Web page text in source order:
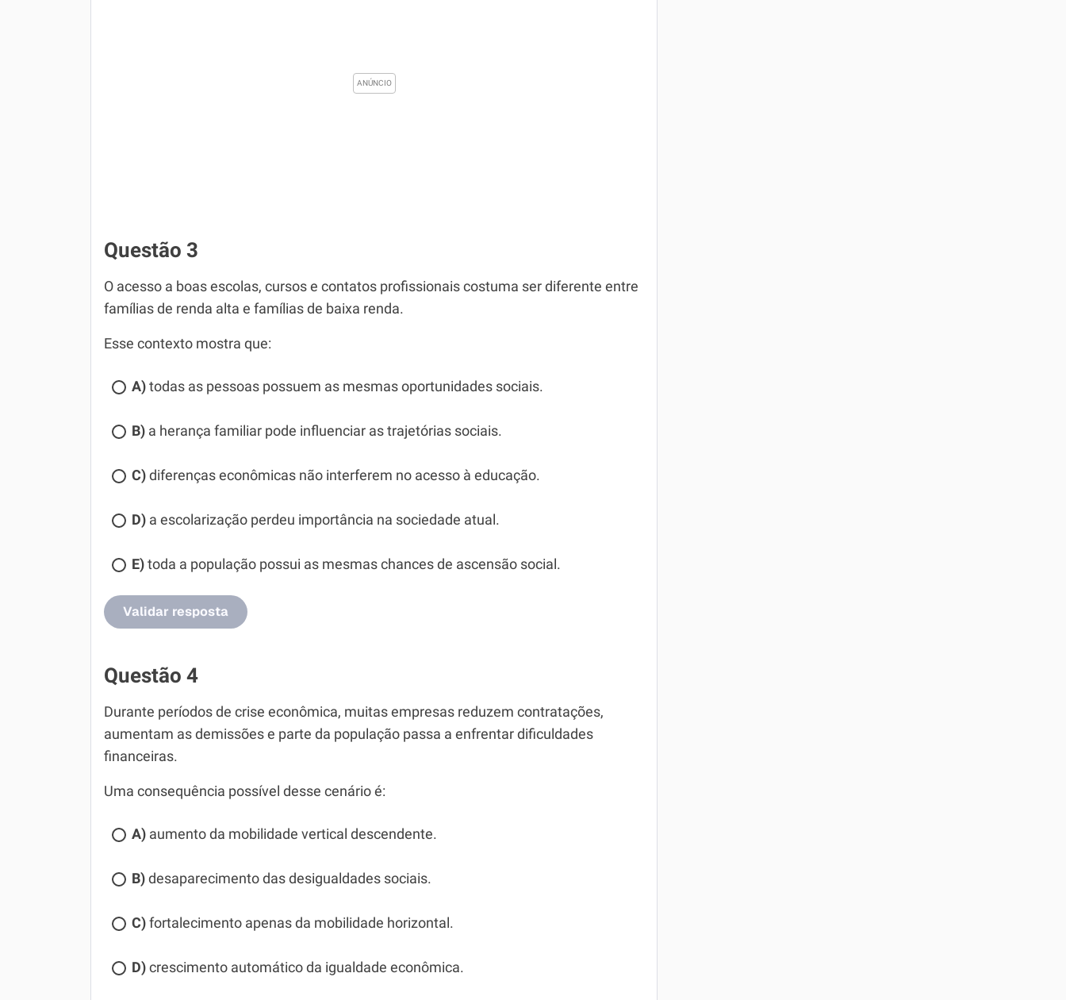
Questão 3
O acesso a boas escolas, cursos e contatos profissionais costuma ser diferente entre
famílias de renda alta e famílias de baixa renda.
Esse contexto mostra que:
A) todas as pessoas possuem as mesmas oportunidades sociais.
B) a herança familiar pode influenciar as trajetórias sociais.
C) diferenças econômicas não interferem no acesso à educação.
D) a escolarização perdeu importância na sociedade atual.
E) toda a população possui as mesmas chances de ascensão social.
Validar resposta
Questão 4
Durante períodos de crise econômica, muitas empresas reduzem contratações,
aumentam as demissões e parte da população passa a enfrentar dificuldades
financeiras.
Uma consequência possível desse cenário é:
A) aumento da mobilidade vertical descendente.
B) desaparecimento das desigualdades sociais.
C) fortalecimento apenas da mobilidade horizontal.
D) crescimento automático da igualdade econômica.